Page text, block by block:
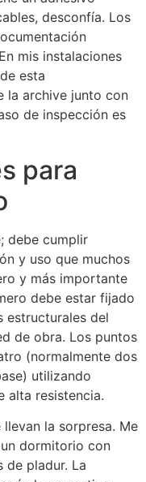
desconfía. Los
mis instalaciones
esta
la archive junto con
de inspección es
para
debe cumplir
y uso que muchos
y más importante
debe estar fijado
estructurales del
de obra. Los puntos
(normalmente dos
utilizando
alta resistencia.
la sorpresa. Me
dormitorio con
de pladur. La